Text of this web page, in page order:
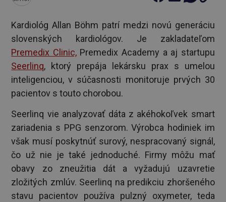
Kardiológ Allan Böhm patrí medzi novú generáciu
slovenských kardiológov. Je zakladateľom
Premedix Clinic,Premedix Academy a aj startupu
Seerlinq, ktorý prepája lekársku prax s umelou
inteligenciou, v súčasnosti monitoruje prvých 30
pacientov s touto chorobou.
Seerlinq vie analyzovať dáta z akéhokoľvek smart
zariadenia s PPG senzorom. Výrobca hodiniek im
však musí poskytnúť surový, nespracovaný signál,
čo už nie je také jednoduché. Firmy môžu mať
obavy zo zneužitia dát a vyžadujú uzavretie
zložitých zmlúv. Seerlinq na predikciu zhoršeného
stavu pacientov používa pulzný oxymeter, teda